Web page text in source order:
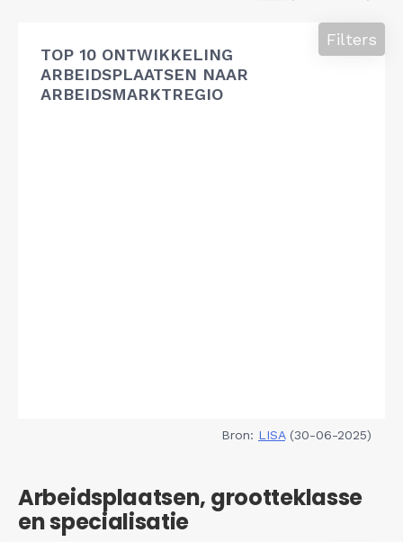
TOP 10 ONTWIKKELING
ARBEIDSPLAATSEN NAAR
ARBEIDSMARKTREGIO
Filters
Bron: LISA(30-06-2025)
Arbeidsplaatsen, grootteklasse
en specialisatie